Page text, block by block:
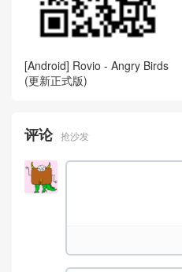
[Android] Rovio - Angry Birds
(更新正式版)
评论 抢沙发